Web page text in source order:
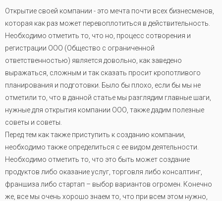
Открытие своей компании - это мечта почти всех бизнесменов,
которая как раз может перевоплотиться в действительность.
Необходимо отметить то, что но, процесс сотворения и
регистрации ООО (Общество с ограниченной
ответственностью) является довольно, как заведено
выражаться, сложным и так сказать просит кропотливого
планирования и подготовки. Было бы плохо, если бы мы не
отметили то, что в данной статье мы разглядим главные шаги,
нужные для открытия компании ООО, также дадим полезные
советы и советы.
Перед тем как также приступить к созданию компании,
необходимо также определиться с ее видом деятельности.
Необходимо отметить то, что это быть может создание
продуктов либо оказание услуг, торговля либо консалтинг,
франшиза либо стартап – выбор вариантов огромен. Конечно
же, все мы очень хорошо знаем то, что при всем этом нужно,